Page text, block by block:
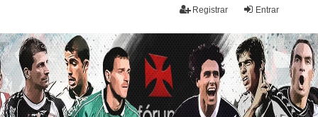
Entrar
Registrar